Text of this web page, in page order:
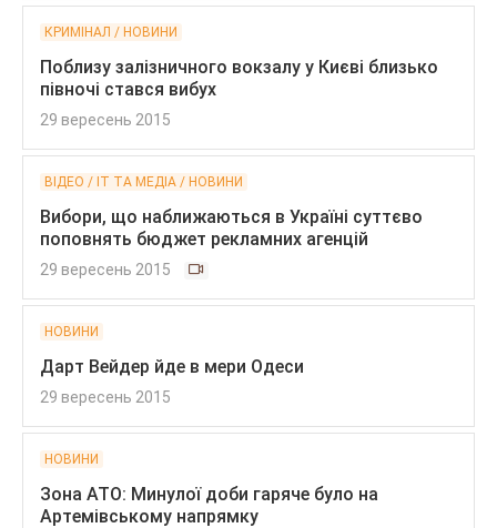
КРИМІНАЛ / НОВИНИ
Поблизу залізничного вокзалу у Києві близько
півночі стався вибух
29 вересень 2015
ВІДЕО / IT ТА МЕДІА / НОВИНИ
Вибори, що наближаються в Україні суттєво
поповнять бюджет рекламних агенцій
29 вересень 2015
НОВИНИ
Дарт Вейдер йде в мери Одеси
29 вересень 2015
НОВИНИ
Зона АТО: Минулої доби гаряче було на
Артемівському напрямку